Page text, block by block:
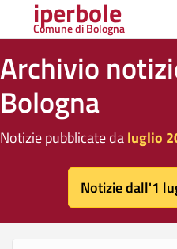
iperbole
Comune di Bologna
Archivio
Bologna
Notizie pubblicate daluglio
Notizie dall'1